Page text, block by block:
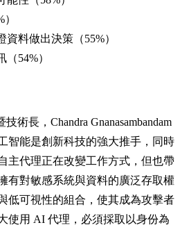
料做出決策（55%）
54%）
術長，Chandra Gnanasambandam
智能是創新科技的強大推手，同時
主代理正在改變工作方式，但也帶
有對敏感系統與資料的廣泛存取權
低可視性的組合，使其成為攻擊者
使用 AI 代理，必須採取以身份為